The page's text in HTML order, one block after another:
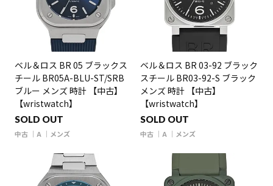
ベル＆ロス BR 05 ブラックス
チール BR05A-BLU-ST/SRB
ブルー メンズ 時計 【中古】
【wristwatch】
SOLD OUT
中古 A メンズ
ベル＆ロス BR 03-92 ブラック
スチール BR03-92-S ブラック
メンズ 時計 【中古】
【wristwatch】
SOLD OUT
中古 A メンズ